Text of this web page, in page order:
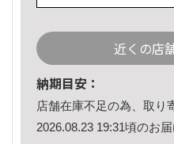
近くの店
納期目安：
店舗在庫不足の為、取り
2026.08.23 19:31頃のお届